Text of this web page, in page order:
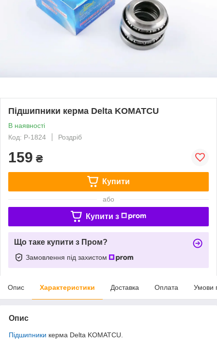
Підшипники керма Delta KOMATCU
В наявності
Код: P-1824
Роздріб
159 ₴
Купити
або
Купити з
Що таке купити з Пром?
Замовлення під захистом
Опис Характеристики Доставка Оплата Умови
Опис
Підшипники керма Delta KOMATCU.